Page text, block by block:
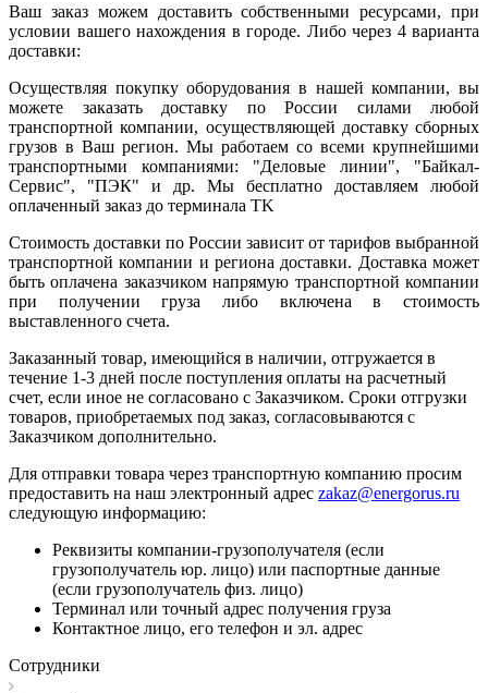
Ваш заказ можем доставить собственными ресурсами, при
условии вашего нахождения в городе. Либо через 4 варианта
доставки:
Осуществляя покупку оборудования в нашей компании, вы
можете заказать доставку по России силами любой
транспортной компании, осуществляющей доставку сборных
грузов в Ваш регион. Мы работаем со всеми крупнейшими
транспортными компаниями: "Деловые линии", "Байкал-
Сервис", "ПЭК" и др. Мы бесплатно доставляем любой
оплаченный заказ до терминала ТK
Стоимость доставки по России зависит от тарифов выбранной
транспортной компании и региона доставки. Доставка может
быть оплачена заказчиком напрямую транспортной компании
при получении груза либо включена в стоимость
выставленного счета.
Заказанный товар, имеющийся в наличии, отгружается в
течение 1-3 дней после поступления оплаты на расчетный
счет, если иное не согласовано с Заказчиком. Сроки отгрузки
товаров, приобретаемых под заказ, согласовываются с
Заказчиком дополнительно.
Для отправки товара через транспортную компанию просим
предоставить на наш электронный адрес zakaz@energorus.ru
следующую информацию:
Реквизиты компании-грузополучателя (если
грузополучатель юр. лицо) или паспортные данные
(если грузополучатель физ. лицо)
Терминал или точный адрес получения груза
Контактное лицо, его телефон и эл. адрес
Сотрудники